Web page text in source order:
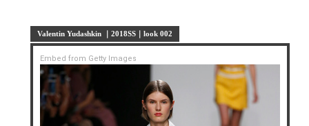
Valentin Yudashkin ｜2018SS｜look 002
Embed from Getty Images